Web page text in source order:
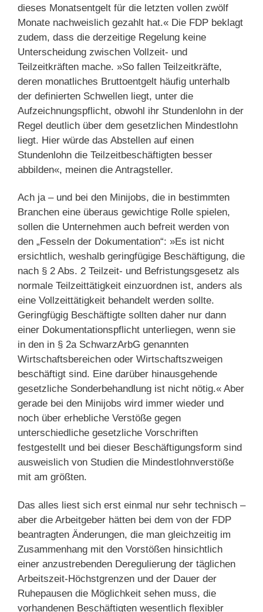
dieses Monatsentgelt für die letzten vollen zwölf
Monate nachweislich gezahlt hat.« Die FDP beklagt
zudem, dass die derzeitige Regelung keine
Unterscheidung zwischen Vollzeit- und
Teilzeitkräften mache. »So fallen Teilzeitkräfte,
deren monatliches Bruttoentgelt häufig unterhalb
der definierten Schwellen liegt, unter die
Aufzeichnungspflicht, obwohl ihr Stundenlohn in der
Regel deutlich über dem gesetzlichen Mindestlohn
liegt. Hier würde das Abstellen auf einen
Stundenlohn die Teilzeitbeschäftigten besser
abbilden«, meinen die Antragsteller.
Ach ja – und bei den Minijobs, die in bestimmten
Branchen eine überaus gewichtige Rolle spielen,
sollen die Unternehmen auch befreit werden von
den „Fesseln der Dokumentation“: »Es ist nicht
ersichtlich, weshalb geringfügige Beschäftigung, die
nach § 2 Abs. 2 Teilzeit- und Befristungsgesetz als
normale Teilzeittätigkeit einzuordnen ist, anders als
eine Vollzeittätigkeit behandelt werden sollte.
Geringfügig Beschäftigte sollten daher nur dann
einer Dokumentationspflicht unterliegen, wenn sie
in den in § 2a SchwarzArbG genannten
Wirtschaftsbereichen oder Wirtschaftszweigen
beschäftigt sind. Eine darüber hinausgehende
gesetzliche Sonderbehandlung ist nicht nötig.« Aber
gerade bei den Minijobs wird immer wieder und
noch über erhebliche Verstöße gegen
unterschiedliche gesetzliche Vorschriften
festgestellt und bei dieser Beschäftigungsform sind
ausweislich von Studien die Mindestlohnverstöße
mit am größten.
Das alles liest sich erst einmal nur sehr technisch –
aber die Arbeitgeber hätten bei dem von der FDP
beantragten Änderungen, die man gleichzeitig im
Zusammenhang mit den Vorstößen hinsichtlich
einer anzustrebenden Deregulierung der täglichen
Arbeitszeit-Höchstgrenzen und der Dauer der
Ruhepausen die Möglichkeit sehen muss, die
vorhandenen Beschäftigten wesentlich flexibler